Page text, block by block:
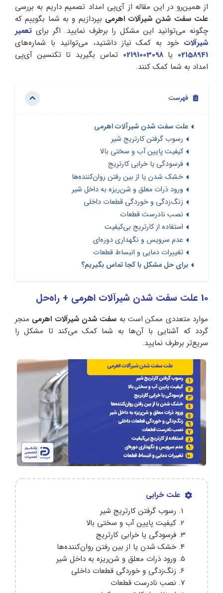
از همین‌رو در این مقاله از آی‌پی امداد تصمیم داریم به بررسی
علت سفت شدن شیرآلات اهرمی بپردازیم و به شما بگوییم که
چگونه می‌توانید این مشکل را برطرف نمایید. اگر برای تعمیر
شیرآلات خود به کمک نیاز داشتید، می‌توانید با شماره‌های
02158941 یا02191003098 تماس بگیرید تا تکنسین آی‌پی
امداد به شما کمک کنند.
فهرست
علت سفت شدن شیرآلات اهرمی
رسوب گرفتن کارتریج شیر
کیفیت پایین آب و سختی بالا
فرسودگی یا خرابی کارتریج
خشک شدن یا از بین رفتن روان‌کننده‌ها
ورود ذرات معلق و شن‌ریزه به داخل شیر
زنگ‌زدگی و خوردگی قطعات داخلی
نصب نادرست قطعات
استفاده از کارتریج بی‌کیفیت
عدم سرویس و نگهداری دوره‌ای
تغییرات دمایی و انبساط قطعات
برای حل مشکل با کجا تماس بگیریم؟
10 علت سفت شدن شیرآلات اهرمی + راه‌حل
موارد متعددی ممکن است به سفت شدن شیرآلات اهرمی منجر
گردد که آشنایی با آن‌ها به شما کمک می‌کند تا مشکل را
سریع‌تر برطرف نمایید.
علت خرابی
رسوب گرفتن کارتریج شیر
کیفیت پایین آب و سختی بالا
فرسودگی یا خرابی کارتریج
خشک شدن یا از بین رفتن روان‌کننده‌ها
ورود ذرات معلق و شن‌ریزه به داخل شیر
زنگ‌زدگی و خوردگی قطعات داخلی
نصب نادرست قطعات